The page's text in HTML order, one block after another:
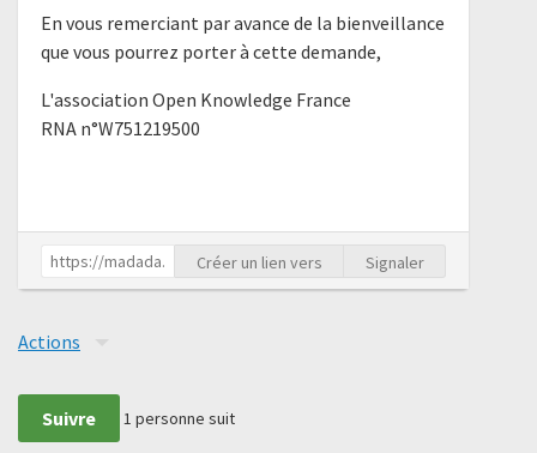
En vous remerciant par avance de la bienveillance
que vous pourrez porter à cette demande,
L'association Open Knowledge France
RNA n°W751219500
Créer un lien vers Signaler
Actions
Suivre 1 personne suit